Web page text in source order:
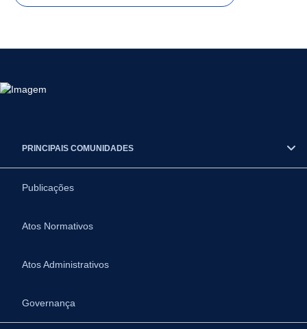
PRINCIPAIS COMUNIDADES
Publicações
Atos Normativos
Atos Administrativos
Governança